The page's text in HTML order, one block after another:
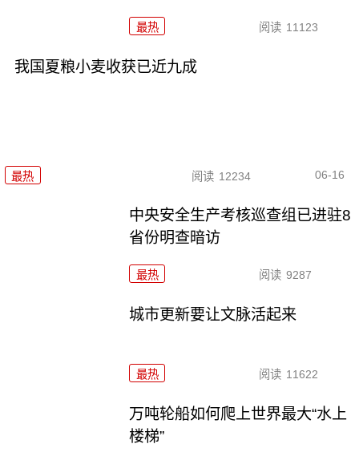
最热 阅读 11123
我国夏粮小麦收获已近九成
最热 阅读 12234 06-16
中央安全生产考核巡查组已进驻8
省份明查暗访
最热 阅读 9287
城市更新要让文脉活起来
最热 阅读 11622
万吨轮船如何爬上世界最大“水上
楼梯”